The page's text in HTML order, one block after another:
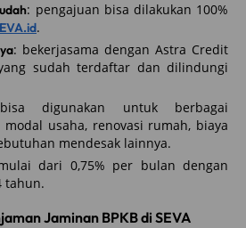
: pengajuan bisa dilakukan 100%
.
: bekerjasama dengan Astra Credit
yang sudah terdaftar dan dilindungi
digunakan untuk berbagai
usaha, renovasi rumah, biaya
mendesak lainnya.
dari 0,75% per bulan dengan
tahun.
Jaminan BPKB di SEVA